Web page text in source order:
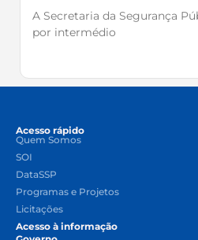
A Secretaria da Segurança
por intermédio
Acesso rápido
Quem Somos
SOI
DataSSP
Programas e Projetos
Licitações
Acesso à informação